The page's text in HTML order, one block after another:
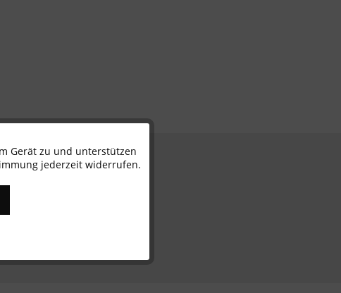
Aktiv
Gerät zu und unterstützen
jederzeit widerrufen.